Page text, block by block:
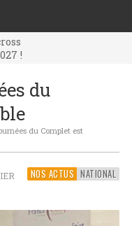
!
!
! du
du Complet est
NOS ACTUS NATIONAL